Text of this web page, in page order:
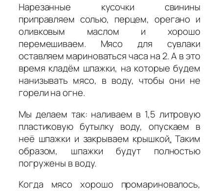
Нарезанные кусочки свинины
приправляем солью, перцем, орегано и
оливковым маслом и хорошо
перемешиваем. Мясо для сувлаки
оставляем мариноваться часа на 2. А в это
время кладём шпажки, на которые будем
нанизывать мясо, в воду, чтобы они не
горели на огне.
Мы делаем так: наливаем в 1,5 литровую
пластиковую бутылку воду, опускаем в
неё шпажки и закрываем крышкой. Таким
образом, шпажки будут полностью
погружены в воду.
Когда мясо хорошо промариновалось,